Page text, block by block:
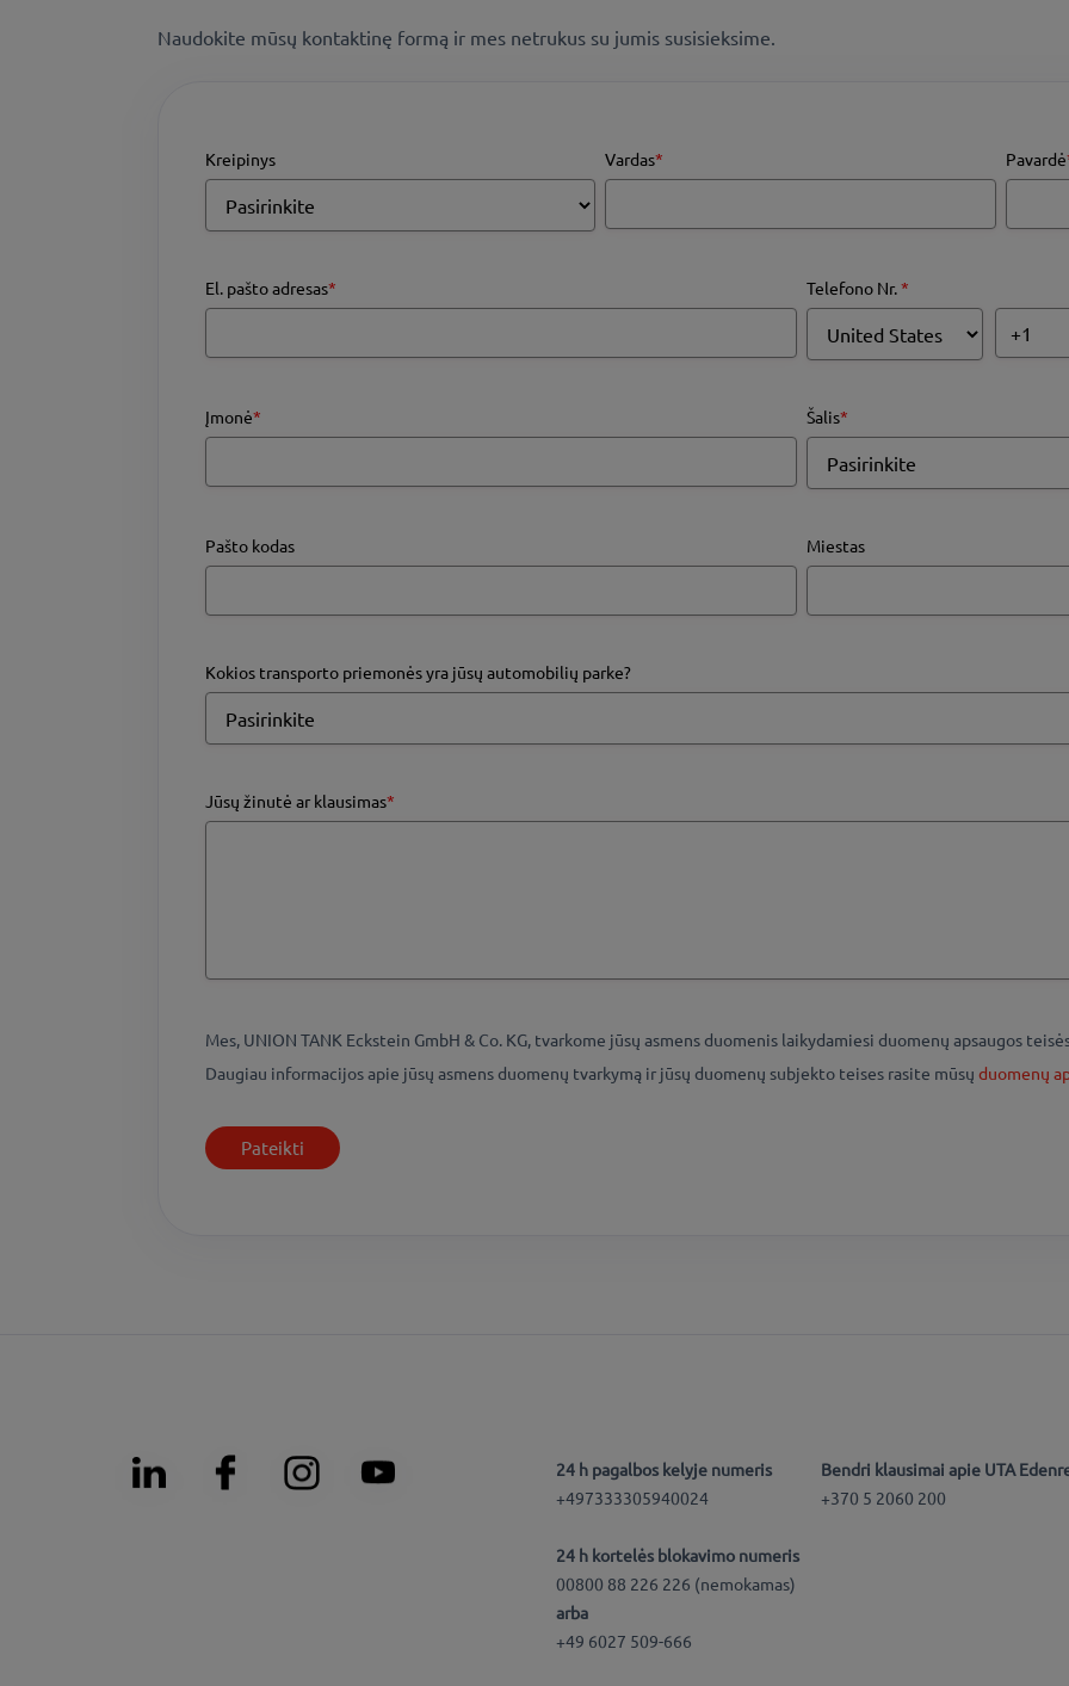
Naudokite mūsų kontaktinę formą ir mes netrukus su jumis susisieksime.
Kreipinys Vardas* Pavardė
El. pašto adresas* Telefono Nr.*
Įmonė* Šalis*
Pašto kodas Miestas
Kokios transporto priemonės yra jūsų automobilių parke?
Jūsų žinutė ar klausimas*
Mes, UNION TANK Eckstein GmbH & Co. KG, tvarkome jūsų asmens duomenis laikydamiesi duomenų apsaugos
Daugiau informacijos apie jūsų asmens duomenų tvarkymą ir jūsų duomenų subjekto teises rasite mūsų duomenų
24 h pagalbos kelyje numeris
+497333305940024
24 h kortelės blokavimo numeris
00800 88 226 226 (nemokamas)
arba
+49 6027 509-666
Bendri klausimai apie UTA
+370 5 2060 200